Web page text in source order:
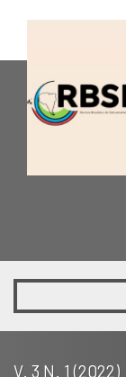
V. 3 N. 1 (2022)